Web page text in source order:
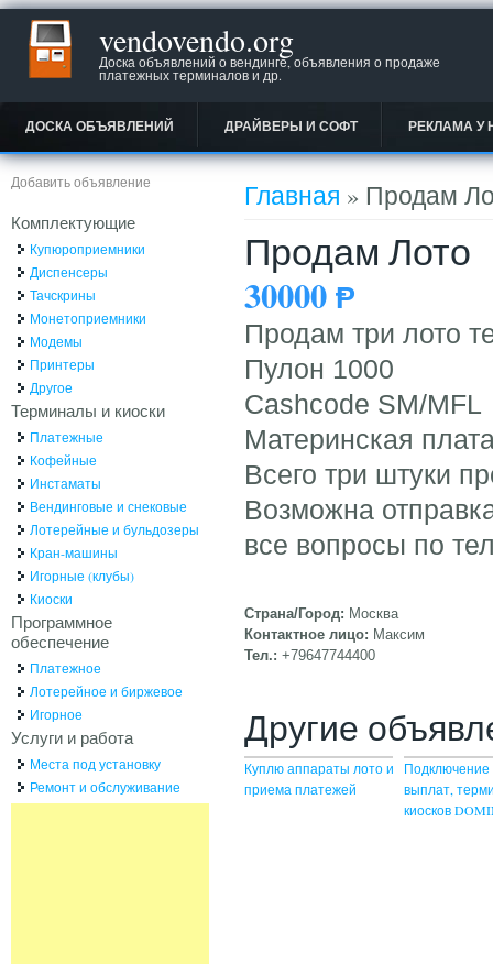
vendovendo.org
Доска объявлений о вендинге, объявления о продаже
платежных терминалов и др.
ДОСКА ОБЪЯВЛЕНИЙ ДРАЙВЕРЫ И СОФТ РЕКЛАМА У
Вы здесь
Главная » Продам
Продам Лото
30000 Ᵽ
Продам три лото
Пулон 1000
Cashcode SM/MFL
Материнская
Всего три штуки
Возможна
все вопросы по
Страна/Город: Москва
Контактное лицо: Максим
Тел.: +79647744400
Другие
Куплю аппараты лото и
приема платежей
Подключение
выплат,
киосков
Добавить объявление
Комплектующие
Купюроприемники
Диспенсеры
Тачскрины
Монетоприемники
Модемы
Принтеры
Другое
Терминалы и киоски
Платежные
Кофейные
Инстаматы
Вендинговые и снековые
Лотерейные и бульдозеры
Кран-машины
Игорные (клубы)
Киоски
Программное
обеспечение
Платежное
Лотерейное и биржевое
Игорное
Услуги и работа
Места под установку
Ремонт и обслуживание